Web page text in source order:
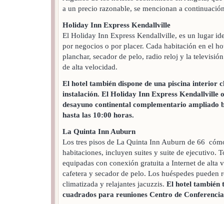
a un precio razonable, se mencionan a
Holiday Inn Express Kendallville
El Holiday Inn Express Kendallville, es un lugar
por negocios o por placer. Cada habitación en el
planchar, secador de pelo, radio reloj y la
de alta velocidad.
El hotel también dispone de una piscina interior
instalación. El Holiday Inn Express Kendallville
desayuno continental complementario ampliado
hasta las 10:00 horas.
La Quinta Inn Auburn
Los tres pisos de La Quinta Inn Auburn de 66
habitaciones, incluyen suites y suite de ejecutivo.
equipadas con conexión gratuita a Internet de alta
cafetera y secador de pelo. Los huéspedes pueden
climatizada y relajantes jacuzzis. El hotel también
cuadrados para reuniones Centro de